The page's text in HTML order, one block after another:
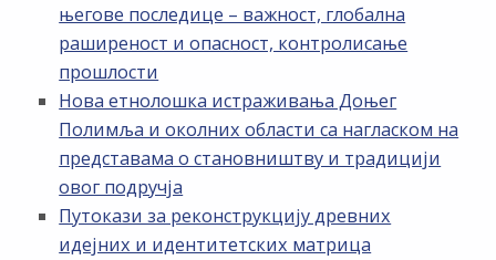
његове последице – важност, глобална
раширеност и опасност, контролисање
прошлости
Нова етнолошка истраживања Доњег
Полимља и околних области са нагласком на
представама о становништву и традицији
овог подручја
Путокази за реконструкцију древних
идејних и идентитетских матрица